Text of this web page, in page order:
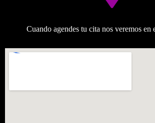
Cuando agendes tu cita nos veremos en